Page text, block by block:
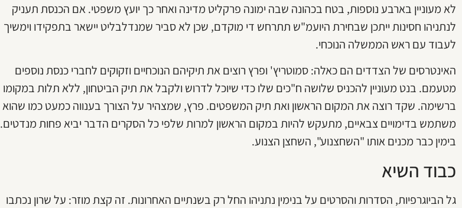
לא מעוניין בארבע נוספות, בטח בכהונה שבה ימונה פרקליט מדינה ואחר כך יועץ משפטי. אם הכנסת תעניק
לנתניהו חסינות ייתכן שבחירת היועמ"ש תתרחש די מוקדם, שכן לא סביר שמנדלבליט יישאר בתפקידו וימשיך
לעבוד עם ראש הממשלה הנוכחי.
האינטרסים של הצדדים הם כאלה: סמוטריץ' ופרץ רוצים את תיקיהם הנוכחיים וזקוקים לחברי כנסת נוספים
מטעמם. בנט מעוניין להכניס שלושה ח"כים שלו כדי שיוכל לדרוש ולקבל את תיק הביטחון, ללא תלות במקומו
ברשימה. שקד רוצה את המקום הראשון ואת תיק המשפטים. פרץ, שמצהיר על הצורך בענווה כמעט כמו שהוא
משתמש בדימויים צבאיים, מתעקש להיות במקום הראשון למרות שלפי כל הסקרים הדבר יביא פחות מנדטים.
בימין כבר מכנים אותו "השחצנוע", השחצן הצנוע.
כבוד השיא
גל הביוגרפיות, הסדרות והסרטים על בנימין נתניהו החל רק בשנתיים האחרונות. זה קצת מוזר: על שרון נכתבו